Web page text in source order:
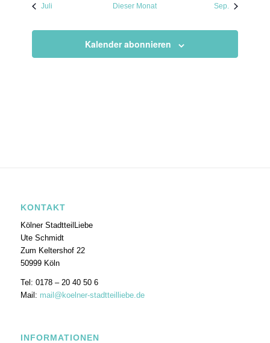
Juli Dieser Monat Sep.
Kalender abonnieren
KONTAKT
Kölner StadtteilLiebe
Ute Schmidt
Zum Keltershof 22
50999 Köln
Tel: 0178 – 20 40 50 6
Mail: mail@koelner-stadtteilliebe.de
INFORMATIONEN